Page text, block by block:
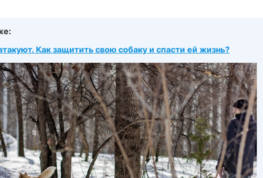
Как защитить свою собаку и спасти ей жизнь?